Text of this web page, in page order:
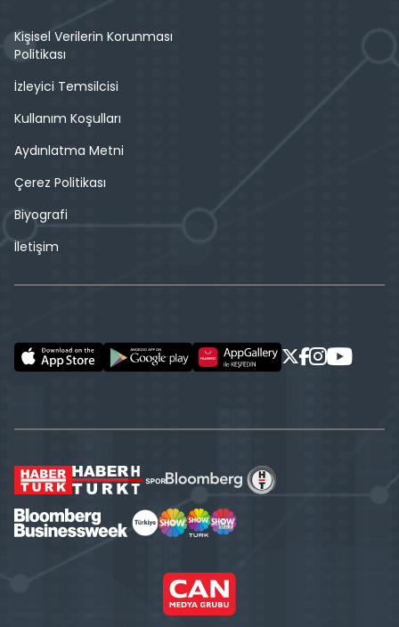
Kişisel Verilerin Korunması
Politikası
İzleyici Temsilcisi
Kullanım Koşulları
Aydınlatma Metni
Çerez Politikası
Biyografi
İletişim